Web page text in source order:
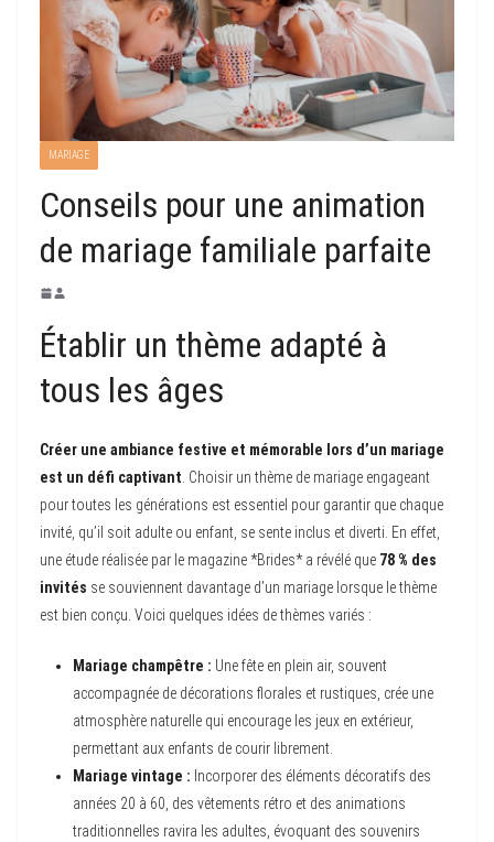
MARIAGE
Conseils pour une animation
de mariage familiale parfaite
Établir un thème adapté à
tous les âges
Créer une ambiance festive et mémorable lors d’un mariage
est un défi captivant . Choisir un thème de mariage engageant
pour toutes les générations est essentiel pour garantir que chaque
invité, qu’il soit adulte ou enfant, se sente inclus et diverti. En effet,
une étude réalisée par le magazine *Brides* a révélé que 78 % des
invités se souviennent davantage d’un mariage lorsque le thème
est bien conçu. Voici quelques idées de thèmes variés :
Mariage champêtre : Une fête en plein air, souvent
accompagnée de décorations florales et rustiques, crée une
atmosphère naturelle qui encourage les jeux en extérieur,
permettant aux enfants de courir librement.
Mariage vintage : Incorporer des éléments décoratifs des
années 20 à 60, des vêtements rétro et des animations
traditionnelles ravira les adultes, évoquant des souvenirs